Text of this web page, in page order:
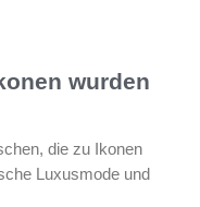
wurden
die zu Ikonen
Luxusmode und